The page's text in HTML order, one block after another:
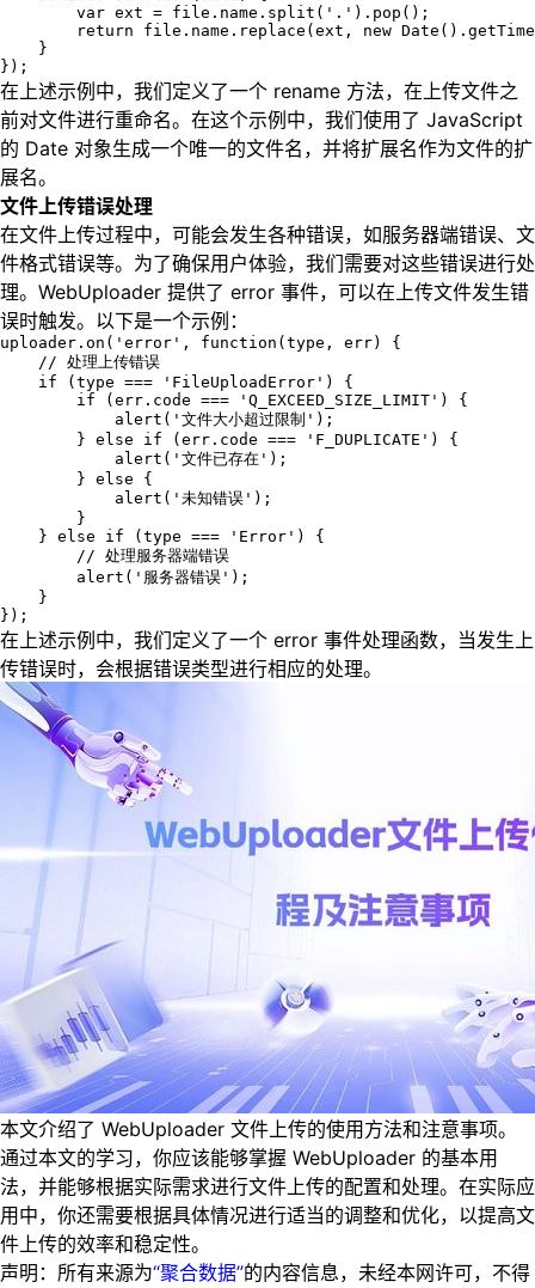
var ext = file.name.split('.').pop();
return file.name.replace(ext, new
}
});
在上述示例中，我们定义了一个 rename 方法，在上传文件之
前对文件进行重命名。在这个示例中，我们使用了 JavaScript
的 Date 对象生成一个唯一的文件名，并将扩展名作为文件的扩
展名。
文件上传错误处理
在文件上传过程中，可能会发生各种错误，如服务器端错误、文
件格式错误等。为了确保用户体验，我们需要对这些错误进行处
理。WebUploader 提供了 error 事件，可以在上传文件发生错
误时触发。以下是一个示例：
uploader.on('error', function(type, err) {
// 处理上传错误
if (type === 'FileUploadError') {
if (err.code === 'Q_EXCEED_SIZE_LIMIT') {
alert('文件大小超过限制');
} else if (err.code === 'F_DUPLICATE') {
alert('文件已存在');
} else {
alert('未知错误');
}
} else if (type === 'Error') {
// 处理服务器端错误
alert('服务器错误');
}
});
在上述示例中，我们定义了一个 error 事件处理函数，当发生上
传错误时，会根据错误类型进行相应的处理。
本文介绍了 WebUploader 文件上传的使用方法和注意事项。
通过本文的学习，你应该能够掌握 WebUploader 的基本用
法，并能够根据实际需求进行文件上传的配置和处理。在实际应
用中，你还需要根据具体情况进行适当的调整和优化，以提高文
件上传的效率和稳定性。
声明：所有来源为“聚合数据”的内容信息，未经本网许可，不得